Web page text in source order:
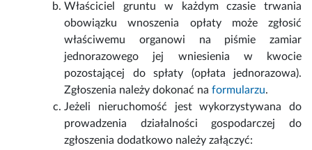
Właściciel gruntu w każdym czasie trwania
obowiązku wnoszenia opłaty może zgłosić
właściwemu organowi na piśmie zamiar
jednorazowego jej wniesienia w kwocie
pozostającej do spłaty (opłata jednorazowa).
Zgłoszenia należy dokonać naformularzu.
Jeżeli nieruchomość jest wykorzystywana do
prowadzenia działalności gospodarczej do
zgłoszenia dodatkowo należy załączyć: